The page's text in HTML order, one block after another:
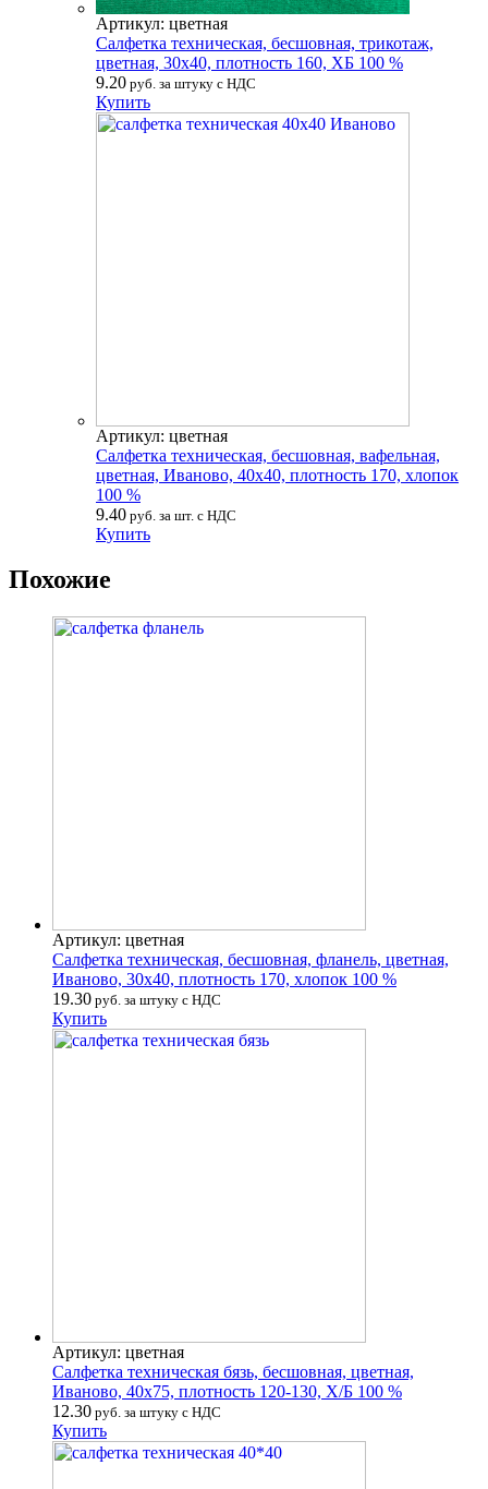
Артикул: цветная
Салфетка техническая, бесшовная, трикотаж,
цветная, 30х40, плотность 160, ХБ 100 %
9.20 руб. за штуку с НДС
Купить
Артикул: цветная
Салфетка техническая, бесшовная, вафельная,
цветная, Иваново, 40х40, плотность 170, хлопок
100 %
9.40 руб. за шт. с НДС
Купить
Похожие
Артикул: цветная
Салфетка техническая, бесшовная, фланель, цветная,
Иваново, 30х40, плотность 170, хлопок 100 %
19.30 руб. за штуку с НДС
Купить
Артикул: цветная
Салфетка техническая бязь, бесшовная, цветная,
Иваново, 40х75, плотность 120-130, Х/Б 100 %
12.30 руб. за штуку с НДС
Купить